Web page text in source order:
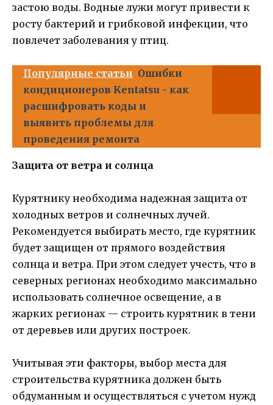
застою воды. Водные лужи могут привести к
росту бактерий и грибковой инфекции, что
повлечет заболевания у птиц.
Популярные статьи Ошибки
кондиционеров Kentatsu - как
расшифровать коды и
выявить проблемы для
проведения ремонта
Защита от ветра и солнца
Курятнику необходима надежная защита от
холодных ветров и солнечных лучей.
Рекомендуется выбирать место, где курятник
будет защищен от прямого воздействия
солнца и ветра. При этом следует учесть, что в
северных регионах необходимо максимально
использовать солнечное освещение, а в
жарких регионах — строить курятник в тени
от деревьев или других построек.
Учитывая эти факторы, выбор места для
строительства курятника должен быть
обдуманным и осуществляться с учетом нужд